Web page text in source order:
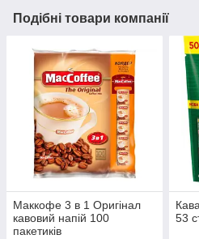
Подібні товари компанії
Маккофе 3 в 1 Оригінал
кавовий напій 100
пакетиків
53